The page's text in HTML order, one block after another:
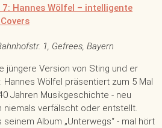
Hannes Wölfel – intelligente
1, Gefrees, Bayern
jüngere Version von Sting und er
Hannes Wölfel präsentiert zum 5 Mal
Jahren Musikgeschichte - neu
niemals verfälscht oder entstellt.
Album „Unterwegs“ - mal hört